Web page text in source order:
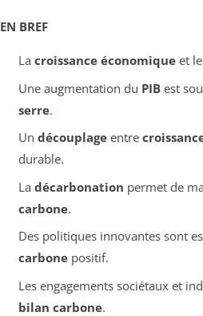
EN BREF
La croissance économiqueet
Une augmentation du PIBest
serre.
Un découplageentre
durable.
La décarbonation permet de
carbone.
Des politiques innovantes sont
carbonepositif.
Les engagements sociétaux et
bilan carbone.